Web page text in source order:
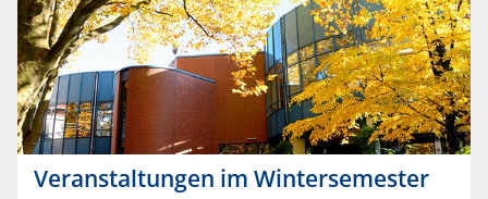
Veranstaltungen im Wintersemester